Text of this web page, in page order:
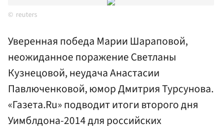
reuters
Уверенная победа Марии Шараповой,
неожиданное поражение Светланы
Кузнецовой, неудача Анастасии
Павлюченковой, юмор Дмитрия Турсунова.
«Газета.Ru» подводит итоги второго дня
Уимблдона-2014 для российских